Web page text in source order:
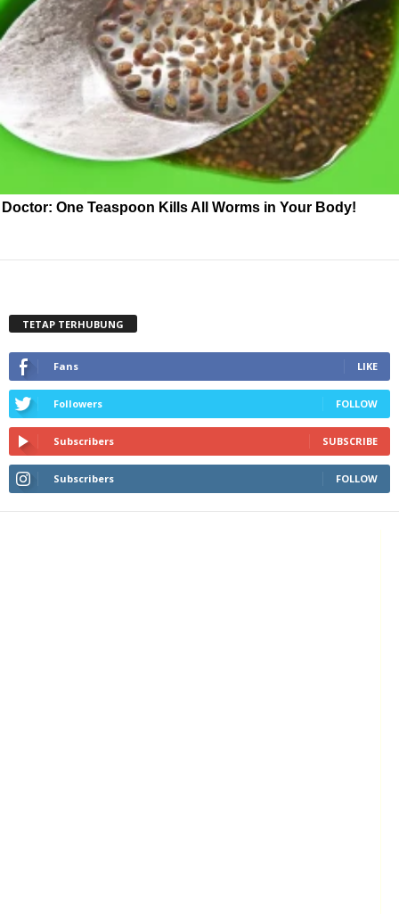
Doctor: One Teaspoon Kills All Worms in Your Body!
TETAP TERHUBUNG
Fans LIKE
Followers FOLLOW
Subscribers SUBSCRIBE
Subscribers FOLLOW